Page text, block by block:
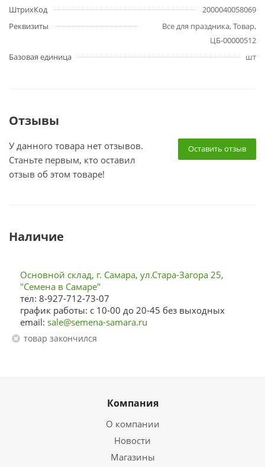
ШтрихКод
2000040058069
Реквизиты
Все для праздника, Товар,
ЦБ-00000512
Базовая единица
шт
Отзывы
Оставить отзыв
У данного товара нет отзывов.
Станьте первым, кто оставил
отзыв об этом товаре!
Наличие
Основной склад, г. Самара, ул.Стара-Загора 25,
"Семена в Самаре"
тел: 8-927-712-73-07
график работы: с 10-00 до 20-45 без выходных
email: sale@semena-samara.ru
Товар закончился
Компания
О компании
Новости
Магазины